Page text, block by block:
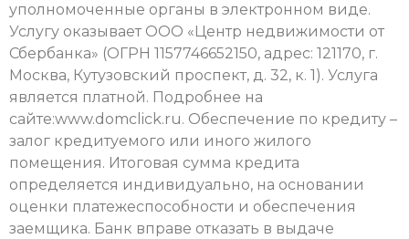
уполномоченные органы в электронном виде.
Услугу оказывает ООО «Центр недвижимости от
Сбербанка» (ОГРН 1157746652150, адрес: 121170, г.
Москва, Кутузовский проспект, д. 32, к. 1). Услуга
является платной. Подробнее на
сайте:www.domclick.ru. Обеспечение по кредиту –
залог кредитуемого или иного жилого
помещения. Итоговая сумма кредита
определяется индивидуально, на основании
оценки платежеспособности и обеспечения
заемщика. Банк вправе отказать в выдаче